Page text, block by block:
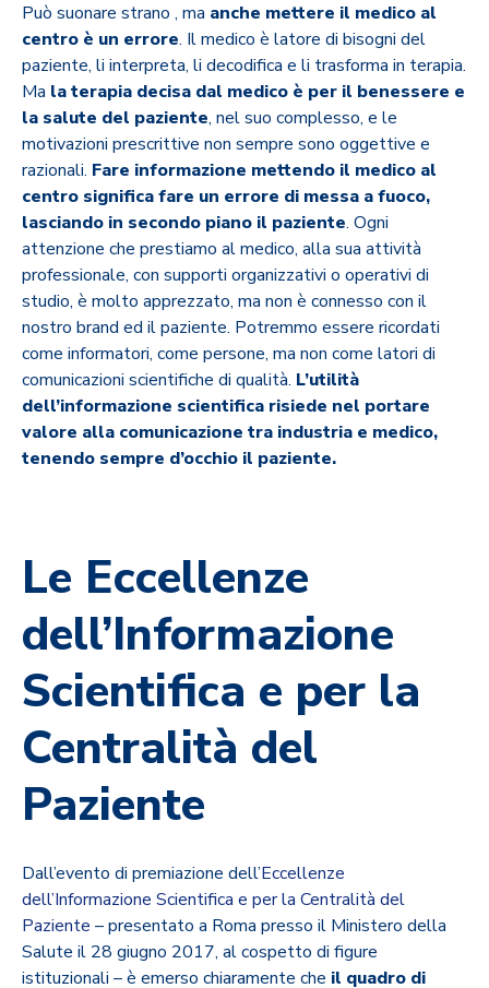
Può suonare strano , ma anche mettere il medico al
centro è un errore. Il medico è latore di bisogni del
paziente, li interpreta, li decodifica e li trasforma in terapia.
Ma la terapia decisa dal medico è per il benessere e
la salute del paziente, nel suo complesso, e le
motivazioni prescrittive non sempre sono oggettive e
razionali. Fare informazione mettendo il medico al
centro significa fare un errore di messa a fuoco,
lasciando in secondo piano il paziente. Ogni
attenzione che prestiamo al medico, alla sua attività
professionale, con supporti organizzativi o operativi di
studio, è molto apprezzato, ma non è connesso con il
nostro brand ed il paziente. Potremmo essere ricordati
come informatori, come persone, ma non come latori di
comunicazioni scientifiche di qualità. L’utilità
dell’informazione scientifica risiede nel portare
valore alla comunicazione tra industria e medico,
tenendo sempre d’occhio il paziente.
Le Eccellenze
dell’Informazione
Scientifica e per la
Centralità del
Paziente
Dall’evento di premiazione dell’Eccellenze
dell’Informazione Scientifica e per la Centralità del
Paziente – presentato a Roma presso il Ministero della
Salute il 28 giugno 2017, al cospetto di figure
istituzionali – è emerso chiaramente che il quadro di